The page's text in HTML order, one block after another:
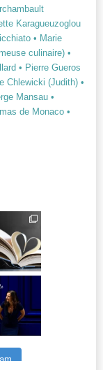
Karagueuzoglou
• Marie
culinaire) •
• Pierre Gueros
Chlewicki (Judith) •
Mansau •
de Monaco •